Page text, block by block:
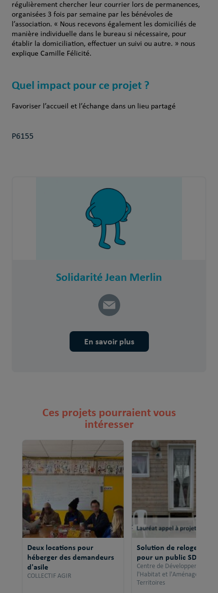
régulièrement chercher leur courrier lors de permanences,
organisées 3 fois par semaine par les bénévoles de
l’association. « Nous recevons également les domiciliés de
manière individuelle dans le bureau si nécessaire, pour
établir la domiciliation, effectuer un suivi ou autre. » nous
explique Camille Félicité.
Quel impact pour ce projet ?
Favoriser l’accueil et l’échange dans un lieu partagé
P6155
Solidarité Jean Merlin
En savoir plus
Ces projets pourraient vous
intéresser
Deux locations pour
héberger des demandeurs
d'asile
COLLECTIF AGIR
Solution de relogement
pour un public SDF
Centre de Développement
l'Habitat et l'Aménagement
Territoires